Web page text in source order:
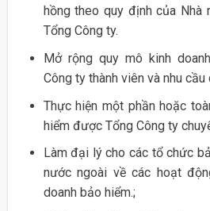
hồng theo quy định của Nhà
Tổng Công ty.
Mở rộng quy mô kinh
Công ty thành viên và nhu
Thực hiện một phần hoặc
hiểm được Tổng Công ty
Làm đại lý cho các tổ chức
nước ngoài về các hoạt
doanh bảo hiểm.;